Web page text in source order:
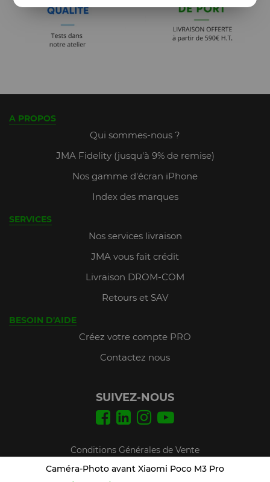
Caméra-Photo avant Xiaomi Poco M3 Pro
A PROPOS
Qui sommes-nous ?
JMA Fidelity (jusqu'à 9% de remise)
Nos gamme d'écran iPhone
Index des marques
SERVICES
Nos services livraison
JMA vous fait crédit
Livraison DROM-COM
Retours et SAV
BESOIN D'AIDE
Créez votre compte PRO
Contactez nous
SUIVEZ-NOUS
Conditions Générales de Vente
Mentions légales